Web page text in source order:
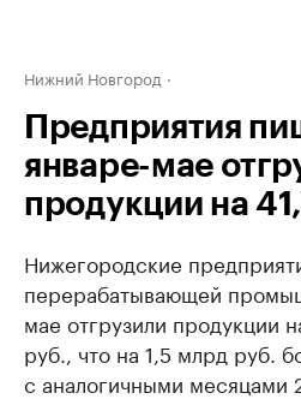
Нижний Новгород
Предприятия
январе-мае
продукции на
Нижегородские
перерабатывающей
мае отгрузили продукции
руб., что на 1,5 млрд руб.
с аналогичными месяцами